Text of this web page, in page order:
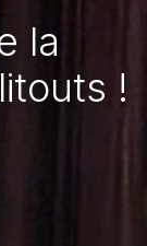
la
!